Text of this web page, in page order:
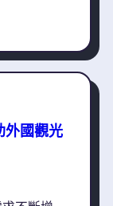
外國觀光